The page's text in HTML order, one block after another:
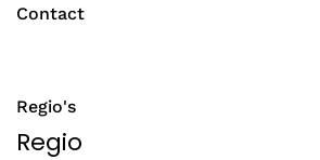
Contact
Regio's
Regio